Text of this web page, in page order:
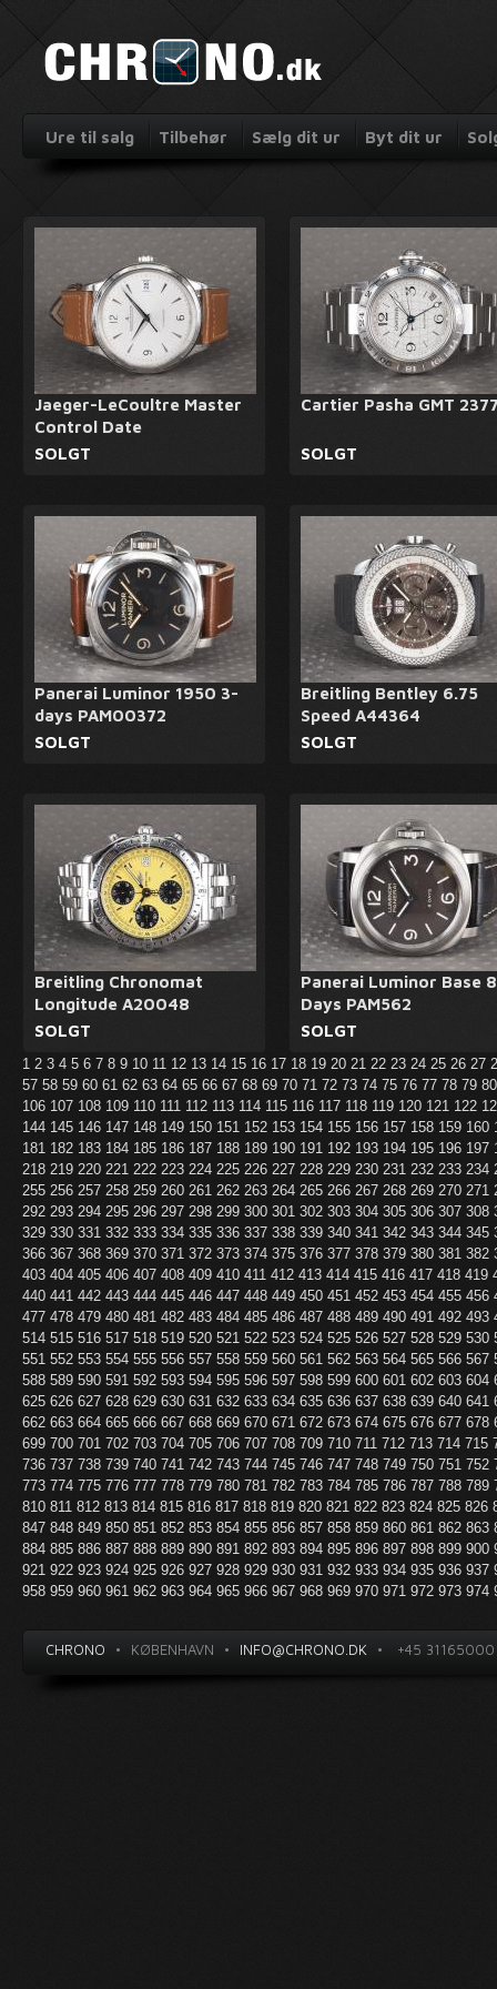
Ure til salg Tilbehør Sælg dit ur Byt dit ur
Jaeger-LeCoultre Master
Control Date
SOLGT
Cartier Pasha GMT
SOLGT
Panerai Luminor 1950 3-
days PAM00372
SOLGT
Breitling Bentley 6.75
Speed A44364
SOLGT
Breitling Chronomat
Longitude A20048
SOLGT
Panerai Luminor Base 8
Days PAM562
SOLGT
1 2 3 4 5 6 7 8 9 10 11 12 13 14 15 16 17 18 19 20 21 22 23 24 25 26 27
57 58 59 60 61 62 63 64 65 66 67 68 69 70 71 72 73 74 75 76 77 78 79
106 107 108 109 110 111 112 113 114 115 116 117 118 119 120 121 122
144 145 146 147 148 149 150 151 152 153 154 155 156 157 158 159 160
181 182 183 184 185 186 187 188 189 190 191 192 193 194 195 196 197
218 219 220 221 222 223 224 225 226 227 228 229 230 231 232 233 234
255 256 257 258 259 260 261 262 263 264 265 266 267 268 269 270 271
292 293 294 295 296 297 298 299 300 301 302 303 304 305 306 307 308
329 330 331 332 333 334 335 336 337 338 339 340 341 342 343 344 345
366 367 368 369 370 371 372 373 374 375 376 377 378 379 380 381 382
403 404 405 406 407 408 409 410 411 412 413 414 415 416 417 418 419
440 441 442 443 444 445 446 447 448 449 450 451 452 453 454 455 456
477 478 479 480 481 482 483 484 485 486 487 488 489 490 491 492 493
514 515 516 517 518 519 520 521 522 523 524 525 526 527 528 529 530
551 552 553 554 555 556 557 558 559 560 561 562 563 564 565 566 567
588 589 590 591 592 593 594 595 596 597 598 599 600 601 602 603 604
625 626 627 628 629 630 631 632 633 634 635 636 637 638 639 640 641
662 663 664 665 666 667 668 669 670 671 672 673 674 675 676 677 678
699 700 701 702 703 704 705 706 707 708 709 710 711 712 713 714 715
736 737 738 739 740 741 742 743 744 745 746 747 748 749 750 751 752
773 774 775 776 777 778 779 780 781 782 783 784 785 786 787 788 789
810 811 812 813 814 815 816 817 818 819 820 821 822 823 824 825 826
847 848 849 850 851 852 853 854 855 856 857 858 859 860 861 862 863
884 885 886 887 888 889 890 891 892 893 894 895 896 897 898 899 900
921 922 923 924 925 926 927 928 929 930 931 932 933 934 935 936 937
958 959 960 961 962 963 964 965 966 967 968 969 970 971 972 973 974
CHRONO • KØBENHAVN • INFO@CHRONO.DK • +45 31165000